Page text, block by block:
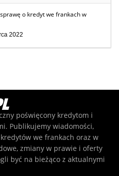
o kredyt we frankach w
2022
poświęcony kredytom i
Publikujemy wiadomości,
we frankach oraz w
zmiany w prawie i oferty
być na bieżąco z aktualnymi